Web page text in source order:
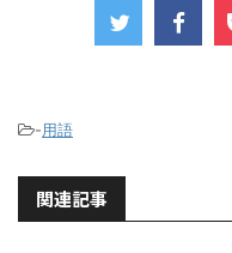
-用語
関連記事